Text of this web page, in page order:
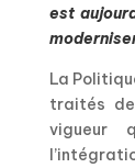
est
La
traités de
vigueur